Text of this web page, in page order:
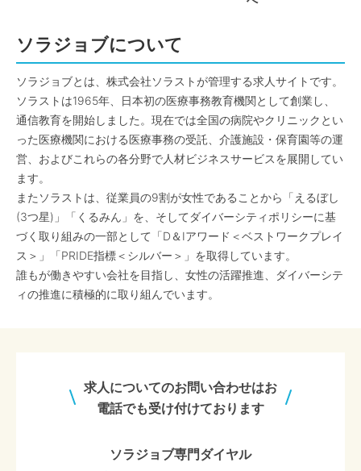
ソラジョブについて
ソラジョブとは、株式会社ソラストが管理する求人サイトです。
ソラストは1965年、日本初の医療事務教育機関として創業し、
通信教育を開始しました。現在では全国の病院やクリニックとい
った医療機関における医療事務の受託、介護施設・保育園等の運
営、およびこれらの各分野で人材ビジネスサービスを展開してい
ます。
またソラストは、従業員の9割が女性であることから「えるぼし
(3つ星)」「くるみん」を、そしてダイバーシティポリシーに基
づく取り組みの一部として「D＆Iアワード＜ベストワークプレイ
ス＞」「PRIDE指標＜シルバー＞」を取得しています。
誰もが働きやすい会社を目指し、女性の活躍推進、ダイバーシテ
ィの推進に積極的に取り組んでいます。
求人についてのお問い合わせはお
電話でも受け付けております
ソラジョブ専門ダイヤル